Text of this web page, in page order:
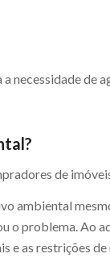
de
de
ambiental
o problema. Ao
e as restrições